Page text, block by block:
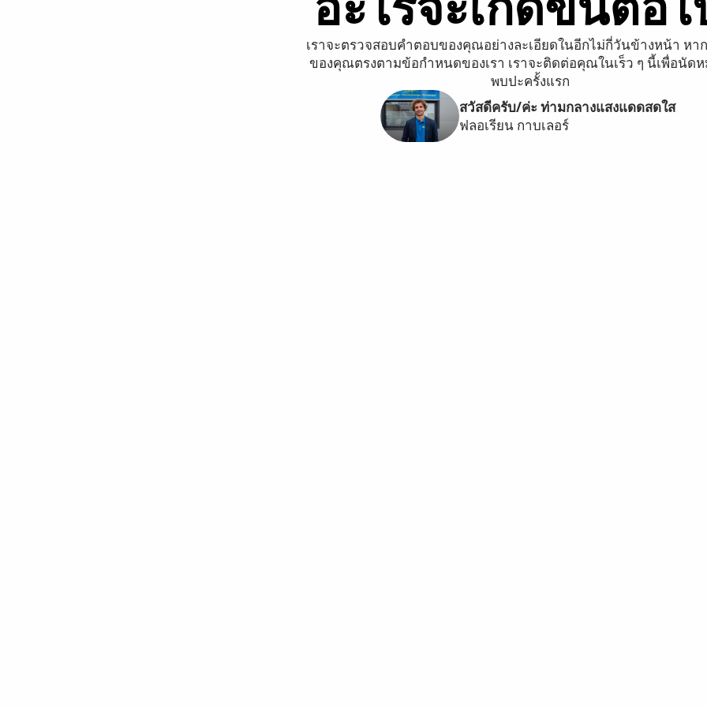
เราจะตรวจสอบคำตอบของคุณอย่างละเอียดในอีกไม่กี่วันข้างหน้า หา
ของคุณตรงตามข้อกำหนดของเรา เราจะติดต่อคุณในเร็ว ๆ นี้เพื่อนัด
พบปะครั้งแรก
สวัสดีครับ/ค่ะ ท่ามกลางแสงแดดสดใส
ฟลอเรียน กาบเลอร์